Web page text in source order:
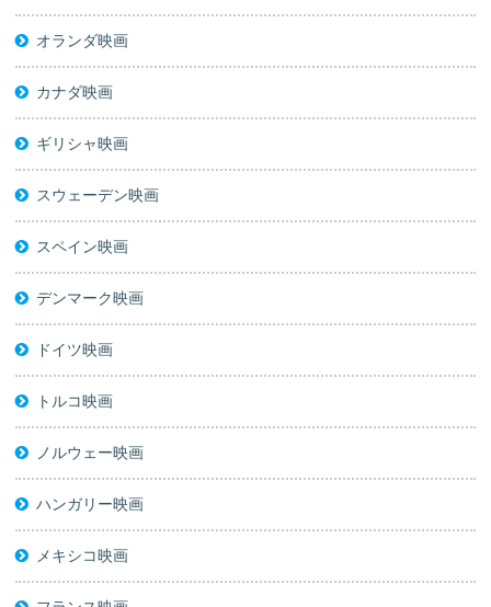
オランダ映画
カナダ映画
ギリシャ映画
スウェーデン映画
スペイン映画
デンマーク映画
ドイツ映画
トルコ映画
ノルウェー映画
ハンガリー映画
メキシコ映画